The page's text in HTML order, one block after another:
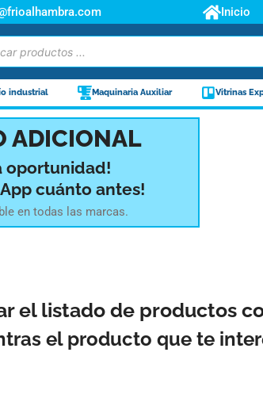
Inicio
industrial Maquinaria Auxiliar Vitrinas
ADICIONAL
oportunidad!
cuánto antes!
en todas las marcas.
el listado de productos
el producto que te